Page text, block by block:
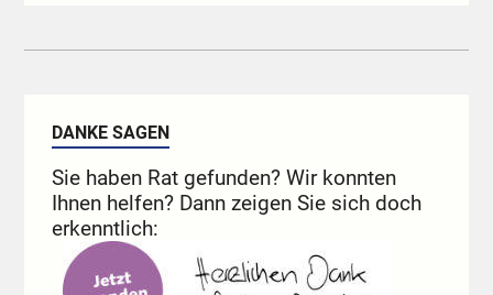
DANKE SAGEN
Sie haben Rat gefunden? Wir konnten
Ihnen helfen? Dann zeigen Sie sich doch
erkenntlich: